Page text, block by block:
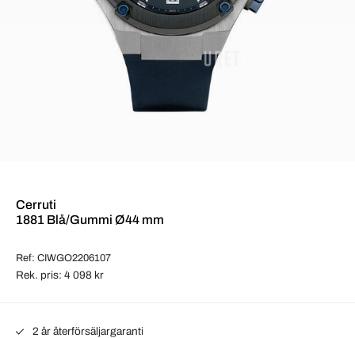
Cerruti
1881 Blå/Gummi Ø44 mm
Ref: CIWGO2206107
Rek. pris: 4 098 kr
2 år återförsäljargaranti